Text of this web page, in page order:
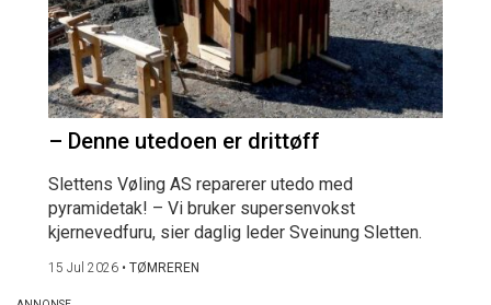
– Denne utedoen er drittøff
Slettens Vøling AS reparerer utedo med
pyramidetak! – Vi bruker supersenvokst
kjernevedfuru, sier daglig leder Sveinung Sletten.
15 Jul 2026 • TØMREREN